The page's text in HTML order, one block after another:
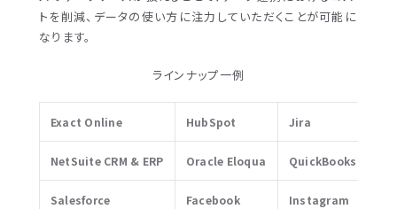
トを削減、データの使い方に注力していただくことが可能に
なります。
ラインナップ一例
Exact Online HubSpot Jira
NetSuite CRM & ERP Oracle Eloqua QuickBooks
Salesforce Facebook Instagram